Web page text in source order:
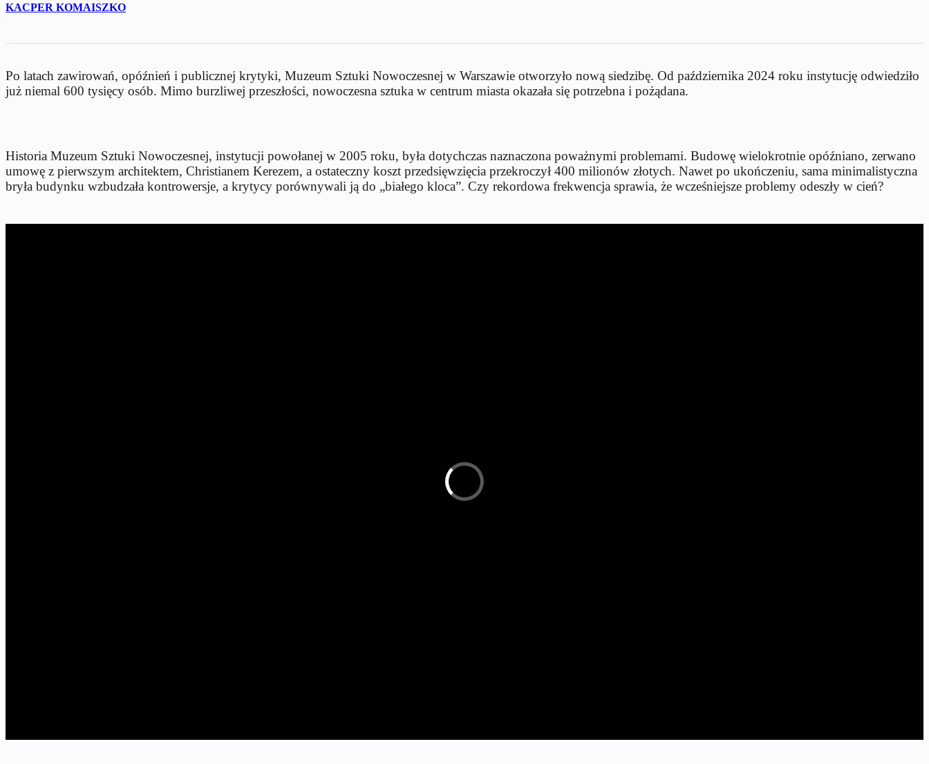
KACPER KOMAISZKO
Po latach zawirowań, opóźnień i publicznej krytyki, Muzeum Sztuki Nowoczesnej w Warszawie otworzyło nową siedzibę. Od października 2024 roku instytucję odwiedziło
już niemal 600 tysięcy osób. Mimo burzliwej przeszłości, nowoczesna sztuka w centrum miasta okazała się potrzebna i pożądana.
Historia Muzeum Sztuki Nowoczesnej, instytucji powołanej w 2005 roku, była dotychczas naznaczona poważnymi problemami. Budowę wielokrotnie opóźniano, zerwano
umowę z pierwszym architektem, Christianem Kerezem, a ostateczny koszt przedsięwzięcia przekroczył 400 milionów złotych. Nawet po ukończeniu, sama minimalistyczna
bryła budynku wzbudzała kontrowersje, a krytycy porównywali ją do „białego kloca”. Czy rekordowa frekwencja sprawia, że wcześniejsze problemy odeszły w cień?